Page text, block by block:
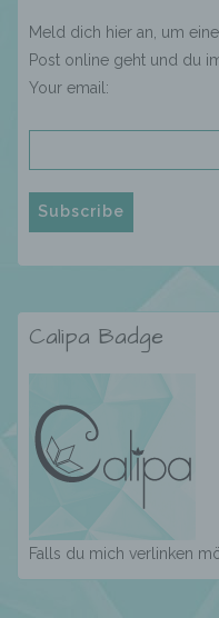
Meld dich hier an, um
Post online geht und du
Your email:
Calipa Badge
Falls du mich verlinken
g)
Verantwortlicher
oder andere
gemeinsam mit
und Mittel der
Sind die
so kann der
Kriterien seiner
Unionsrecht
Mitgliedstaaten
juristische